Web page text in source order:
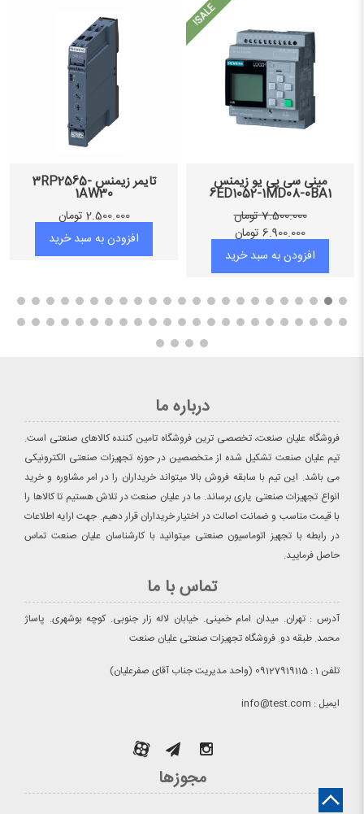
S
A
L
E
!
مینی سی پی یو زیمنس
6ED1052-1MD08-0BA1
7.500.000تومان
6.900.000 تومان
افزودن به سبد خرید
تایمر زیمنس 3RP2565-
1AW30
2.500.000 تومان
افزودن به سبد خرید
درباره ما
فروشگاه علیان صنعت، تخصصی ترین فروشگاه تامین کننده کالاهای صنعتی است.
تیم علیان صنعت تشکیل شده از متخصصین در حوزه تجهیزات صنعتی الکترونیکی
می باشد. این تیم با سابقه فروش بالا میتواند خریداران را در امر مشاوره و خرید
انواع تجهیزات صنعتی یاری برساند. ما در علیان صنعت در تلاش هستیم تا کالاها را
با قیمت مناسب و ضمانت اصالت در اختیار خریداران قرار دهیم. جهت ارایه اطلاعات
در رابطه با تجهیز اتوماسیون صنعتی میتوانید با کارشناسان علیان صنعت تماس
حاصل فرمایید.
تماس با ما
آدرس : تهران. میدان امام خمینی. خیابان لاله زار جنوبی. کوچه بوشهری. پاساژ
محمد. طبقه دو. فروشگاه تجهیزات صنعتی علیان صنعت
تلفن 1 : 09127919115 (واحد مدیریت جناب آقای صفرعلیان)
ایمیل : info@test.com
مجوزها